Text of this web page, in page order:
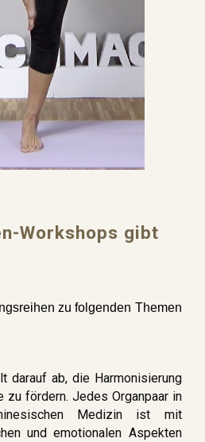
Workshops gibt
zu folgenden Themen
darauf ab, die Harmonisierung
zu fördern. Jedes Organpaar in
Medizin ist mit
und emotionalen Aspekten